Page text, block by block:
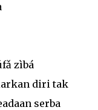
zìbá
diri tak
serba